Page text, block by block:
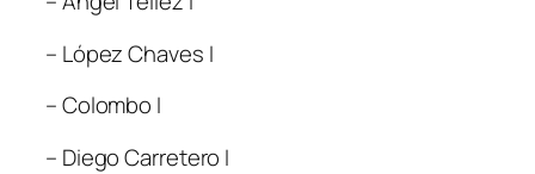
– López Chaves I
– Colombo I
– Diego Carretero I